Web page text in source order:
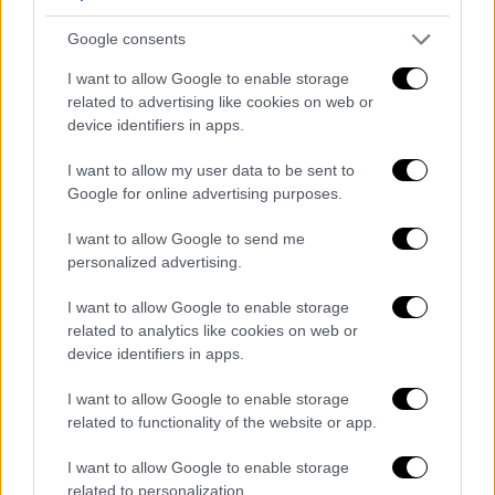
Google consents
I want to allow Google to enable storage
related to advertising like cookies on web or
device identifiers in apps.
I want to allow my user data to be sent to
Google for online advertising purposes.
I want to allow Google to send me
personalized advertising.
I want to allow Google to enable storage
related to analytics like cookies on web or
device identifiers in apps.
I want to allow Google to enable storage
related to functionality of the website or app.
I want to allow Google to enable storage
related to personalization.
βοηθούν στην καλή υγεία του τριχώματος
του. Αυτές είναι οι τροφές που είναι
πλούσιες σε Ω3 λιπαρά, όπως ο σολομός για
παράδειγμα. Επίσης, το ελαιόλαδο βοηθάει
πάρα πολύ στο υγιές τρίχωμα.
στην τροφή του την εμπλουτίζουμε
σημαντικά. Ακόμα μπορεί να υπάρχει έλλειψη
σε κάποια βιταμίνη οπότε, εφόσον
ενημερωθούμε από τον κτηνίατρο,
επιλέγουμε την κατάλληλη τροφή αλλά και
τα αναγκαία συμπληρώματα βιταμινών.